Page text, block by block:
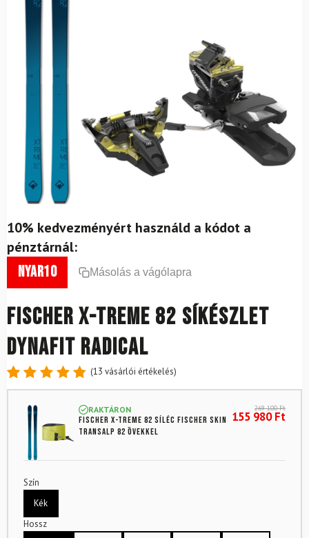
10% kedvezményért használd a kódot a
pénztárnál:
nyar10 Másolás a vágólapra
FISCHER X-Treme 82 síkészlet
Dynafit Radical
Értékelés
4.85
5-ből,
13
értékelés
alapján
(13 vásárlói értékelés)
RAKTÁRON
FISCHER X-Treme 82 síléc FISCHER Skin
Transalp 82 övekkel
269 100Ft
155 980Ft
Szín
Kék
Hossz